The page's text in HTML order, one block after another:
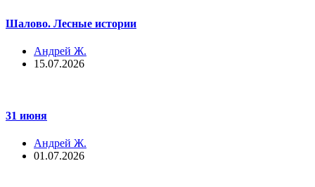
Шалово. Лесные истории
Андрей Ж.
15.07.2026
31 июня
Андрей Ж.
01.07.2026